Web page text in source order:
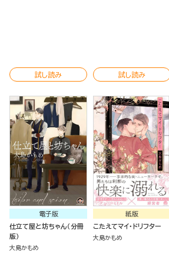
試し読み 試し読み
電子版
仕立て屋と坊ちゃん（分冊
版）
大島かもめ
紙版
こたえてマイ・ドリフター
大島かもめ